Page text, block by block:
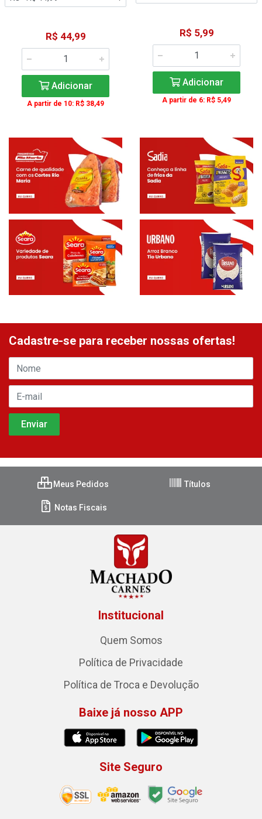
R$ 44,99
Adicionar
A partir de 10: R$ 38,49
R$ 5,99
Adicionar
A partir de 6: R$ 5,49
Cadastre-se para receber nossas ofertas!
Meus Pedidos Títulos
Notas Fiscais
Institucional
Quem Somos
Política de Privacidade
Política de Troca e Devolução
Baixe já nosso APP
Site Seguro